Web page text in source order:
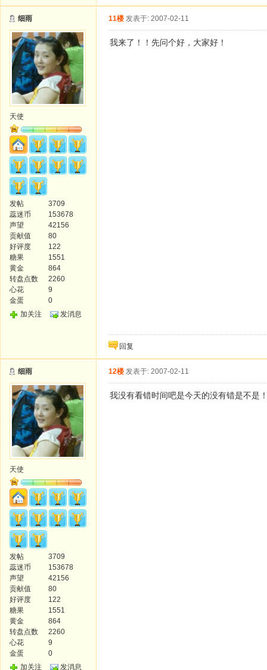
细雨
天使
发帖
3709
蕊迷币
153678
声望
42156
贡献值
80
好评度
122
糖果
1551
黄金
864
转盘点数
2260
心花
9
金蛋
0
加关注
发消息
11楼 发表于: 2007-02-11
我来了！！先问个好，大家好！
回复
细雨
天使
发帖
3709
蕊迷币
153678
声望
42156
贡献值
80
好评度
122
糖果
1551
黄金
864
转盘点数
2260
心花
9
金蛋
0
加关注
发消息
12楼 发表于: 2007-02-11
我没有看错时间吧是今天的没有错是不是